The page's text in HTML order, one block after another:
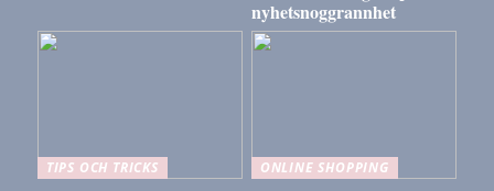
nyhetsnoggrannhet
TIPS OCH TRICKS ONLINE SHOPPING